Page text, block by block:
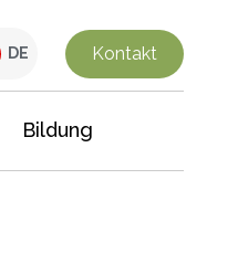
DE Kontakt
Bildung